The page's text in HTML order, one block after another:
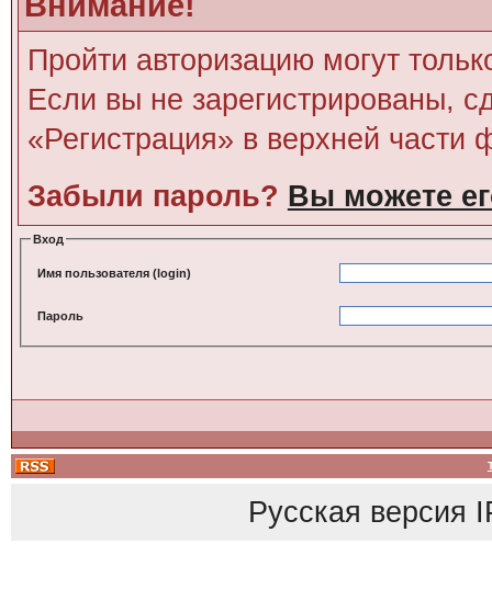
Пройти авторизацию могут
Если вы не зарегистрированы,
«Регистрация» в верхней части
Забыли пароль? Вы можете
Вход
Имя пользователя (login)
Пароль
Русская версия